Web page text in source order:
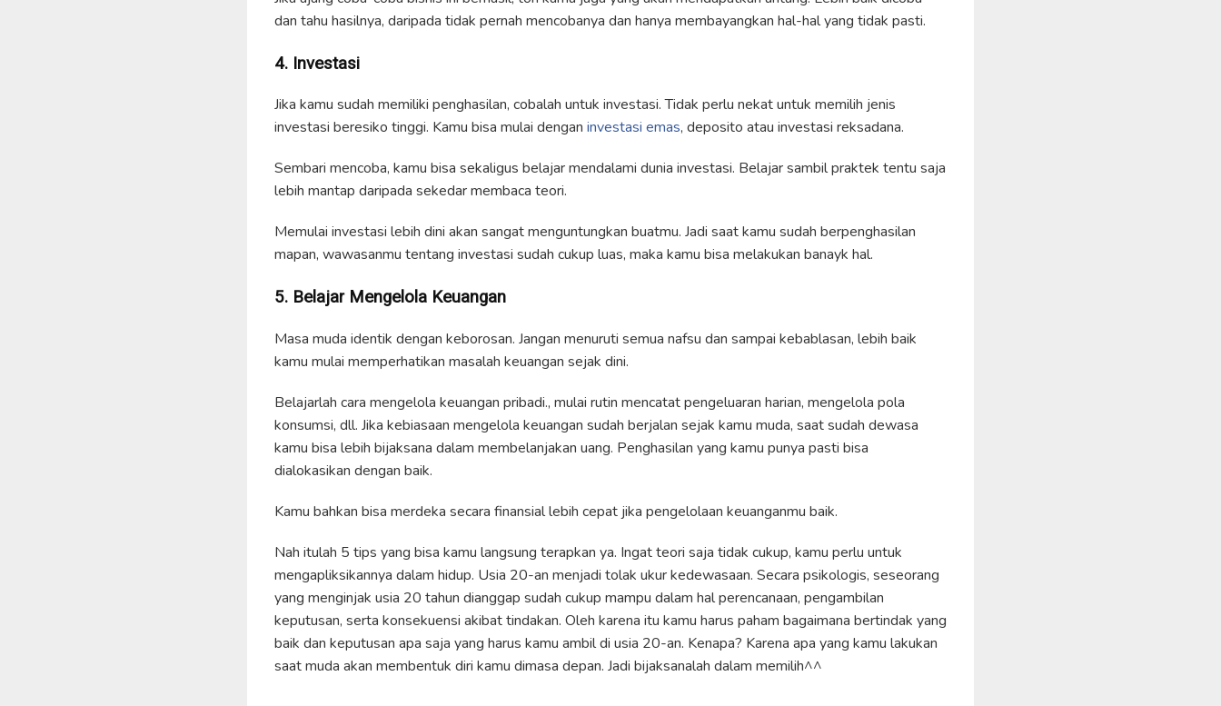
dan tahu hasilnya, daripada tidak pernah mencobanya dan hanya membayangkan hal-hal yang tidak pasti.
4. Investasi
Jika kamu sudah memiliki penghasilan, cobalah untuk investasi. Tidak perlu nekat untuk memilih jenis
investasi beresiko tinggi. Kamu bisa mulai dengan investasi emas, deposito atau investasi reksadana.
Sembari mencoba, kamu bisa sekaligus belajar mendalami dunia investasi. Belajar sambil praktek tentu saja
lebih mantap daripada sekedar membaca teori.
Memulai investasi lebih dini akan sangat menguntungkan buatmu. Jadi saat kamu sudah berpenghasilan
mapan, wawasanmu tentang investasi sudah cukup luas, maka kamu bisa melakukan banayk hal.
5. Belajar Mengelola Keuangan
Masa muda identik dengan keborosan. Jangan menuruti semua nafsu dan sampai kebablasan, lebih baik
kamu mulai memperhatikan masalah keuangan sejak dini.
Belajarlah cara mengelola keuangan pribadi., mulai rutin mencatat pengeluaran harian, mengelola pola
konsumsi, dll. Jika kebiasaan mengelola keuangan sudah berjalan sejak kamu muda, saat sudah dewasa
kamu bisa lebih bijaksana dalam membelanjakan uang. Penghasilan yang kamu punya pasti bisa
dialokasikan dengan baik.
Kamu bahkan bisa merdeka secara finansial lebih cepat jika pengelolaan keuanganmu baik.
Nah itulah 5 tips yang bisa kamu langsung terapkan ya. Ingat teori saja tidak cukup, kamu perlu untuk
mengapliksikannya dalam hidup. Usia 20-an menjadi tolak ukur kedewasaan. Secara psikologis, seseorang
yang menginjak usia 20 tahun dianggap sudah cukup mampu dalam hal perencanaan, pengambilan
keputusan, serta konsekuensi akibat tindakan. Oleh karena itu kamu harus paham bagaimana bertindak yang
baik dan keputusan apa saja yang harus kamu ambil di usia 20-an. Kenapa? Karena apa yang kamu lakukan
saat muda akan membentuk diri kamu dimasa depan. Jadi bijaksanalah dalam memilih^^